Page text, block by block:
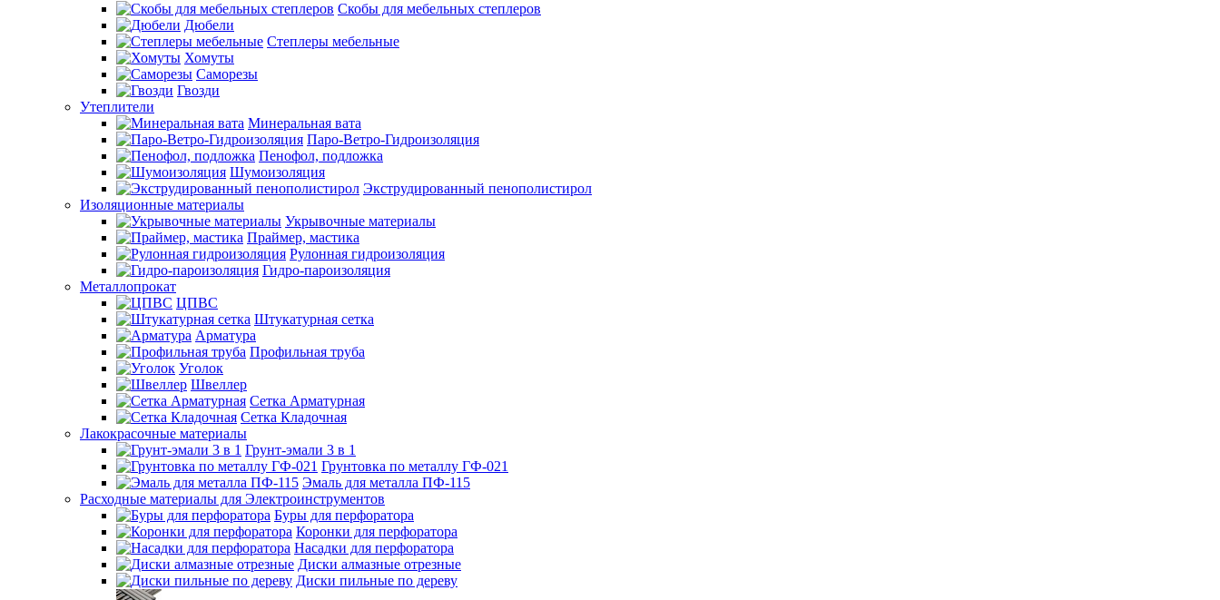
Скобы для мебельных степлеров
Дюбели
Степлеры мебельные
Хомуты
Саморезы
Гвозди
Утеплители
Минеральная вата
Паро-Ветро-Гидроизоляция
Пенофол, подложка
Шумоизоляция
Экструдированный пенополистирол
Изоляционные материалы
Укрывочные материалы
Праймер, мастика
Рулонная гидроизоляция
Гидро-пароизоляция
Металлопрокат
ЦПВС
Штукатурная сетка
Арматура
Профильная труба
Уголок
Швеллер
Сетка Арматурная
Сетка Кладочная
Лакокрасочные материалы
Грунт-эмали 3 в 1
Грунтовка по металлу ГФ-021
Эмаль для металла ПФ-115
Расходные материалы для Электроинструментов
Буры для перфоратора
Коронки для перфоратора
Насадки для перфоратора
Диски алмазные отрезные
Диски пильные по дереву